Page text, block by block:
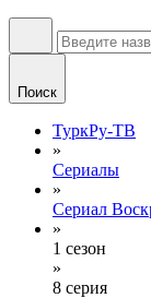
Поиск
ТуркРу-ТВ
»
Сериалы
»
Сериал
»
1 сезон
»
8 серия